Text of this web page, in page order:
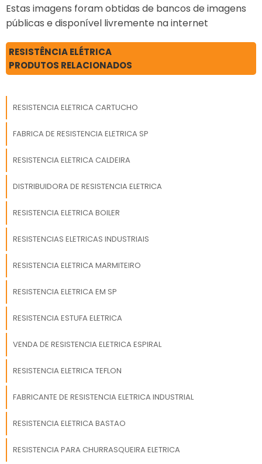
fabricação de
resistências elétricas. A
tecnologia e
desenvolvimento no
que gera resultado e
clientes. Tem uma
equipe com
funcionários eficientes
que estão esperando
todas as suas dúvidas
atender. GARANTIA E
SEGMENTOApenas na
a solução mais
fabricação de
São diversas opções
como aquecedores e
churrasqueira com
assertividade.Apresentando
padrão, a empresa
profissionais
instalações modernas
Estas imagens foram obtidas de bancos de imagens
públicas e disponível livremente na internet
RESISTÊNCIA ELÉTRICA
PRODUTOS RELACIONADOS
RESISTENCIA ELETRICA CARTUCHO
FABRICA DE RESISTENCIA ELETRICA SP
RESISTENCIA ELETRICA CALDEIRA
DISTRIBUIDORA DE RESISTENCIA ELETRICA
RESISTENCIA ELETRICA BOILER
RESISTENCIAS ELETRICAS INDUSTRIAIS
RESISTENCIA ELETRICA MARMITEIRO
RESISTENCIA ELETRICA EM SP
RESISTENCIA ESTUFA ELETRICA
VENDA DE RESISTENCIA ELETRICA ESPIRAL
RESISTENCIA ELETRICA TEFLON
FABRICANTE DE RESISTENCIA ELETRICA INDUSTRIAL
RESISTENCIA ELETRICA BASTAO
RESISTENCIA PARA CHURRASQUEIRA ELETRICA